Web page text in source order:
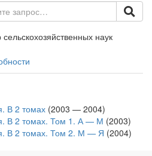
сельскохозяйственных наук
В 2 томах (2003 — 2004)
В 2 томах. Том 1. А — М (2003)
В 2 томах. Том 2. М — Я (2004)